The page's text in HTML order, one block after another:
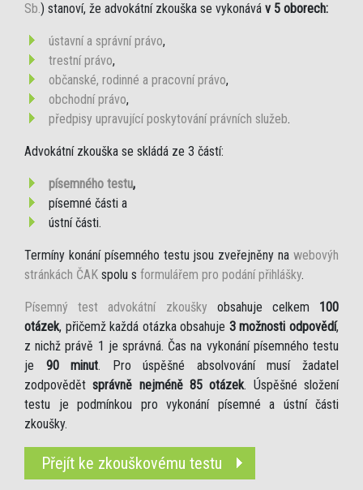
Sb.) stanoví, že advokátní zkouška se vykonává v 5 oborech:
ústavní a správní právo,
trestní právo,
občanské, rodinné a pracovní právo,
obchodní právo,
předpisy upravující poskytování právních služeb.
Advokátní zkouška se skládá ze 3 částí:
písemného testu,
písemné části a
ústní části.
Termíny konání písemného testu jsou zveřejněny na webovýh
stránkách ČAK spolu s formulářem pro podání přihlášky.
Písemný test advokátní zkoušky obsahuje celkem 100
otázek, přičemž každá otázka obsahuje 3 možnosti odpovědí,
z nichž právě 1 je správná. Čas na vykonání písemného testu
je 90 minut. Pro úspěšné absolvování musí žadatel
zodpovědětsprávně nejméně 85 otázek. Úspěšné složení
testu je podmínkou pro vykonání písemné a ústní části
zkoušky.
Přejít ke zkouškovému testu